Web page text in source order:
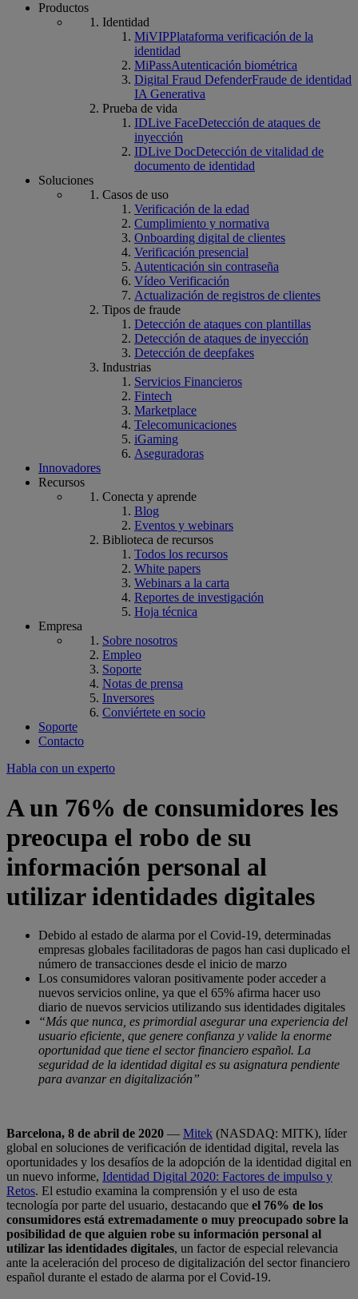
Productos
Identidad
MiVIPPlataforma verificación de la
identidad
MiPassAutenticación biométrica
Digital Fraud DefenderFraude de identidad
IA Generativa
Prueba de vida
IDLive FaceDetección de ataques de
inyección
IDLive DocDetección de vitalidad de
documento de identidad
Soluciones
Casos de uso
Verificación de la edad
Cumplimiento y normativa
Onboarding digital de clientes
Verificación presencial
Autenticación sin contraseña
Vídeo Verificación
Actualización de registros de clientes
Tipos de fraude
Detección de ataques con plantillas
Detección de ataques de inyección
Detección de deepfakes
Industrias
Servicios Financieros
Fintech
Marketplace
Telecomunicaciones
iGaming
Aseguradoras
Innovadores
Recursos
Conecta y aprende
Blog
Eventos y webinars
Biblioteca de recursos
Todos los recursos
White papers
Webinars a la carta
Reportes de investigación
Hoja técnica
Empresa
Sobre nosotros
Empleo
Soporte
Notas de prensa
Inversores
Conviértete en socio
Soporte
Contacto
Habla con un experto
A un 76% de consumidores les
preocupa el robo de su
información personal al
utilizar identidades digitales
Debido al estado de alarma por el Covid-19, determinadas
empresas globales facilitadoras de pagos han casi duplicado el
número de transacciones desde el inicio de marzo
Los consumidores valoran positivamente poder acceder a
nuevos servicios online, ya que el 65% afirma hacer uso
diario de nuevos servicios utilizando sus identidades digitales
“Más que nunca, es primordial asegurar una experiencia del
usuario eficiente, que genere confianza y valide la enorme
oportunidad que tiene el sector financiero español. La
seguridad de la identidad digital es su asignatura pendiente
para avanzar en digitalización”
Barcelona, 8 de abril de 2020 — Mitek (NASDAQ: MITK), líder
global en soluciones de verificación de identidad digital, revela las
oportunidades y los desafíos de la adopción de la identidad digital en
un nuevo informe, Identidad Digital 2020: Factores de impulso y
Retos. El estudio examina la comprensión y el uso de esta
tecnología por parte del usuario, destacando que el 76% de los
consumidores está extremadamente o muy preocupado sobre la
posibilidad de que alguien robe su información personal al
utilizar las identidades digitales, un factor de especial relevancia
ante la aceleración del proceso de digitalización del sector financiero
español durante el estado de alarma por el Covid-19.